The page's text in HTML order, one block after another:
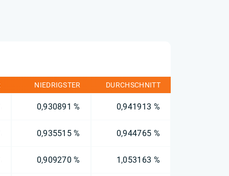
NIEDRIGSTER DURCHSCHNITT
0,930891 % 0,941913 %
0,935515 % 0,944765 %
0,909270 % 1,053163 %